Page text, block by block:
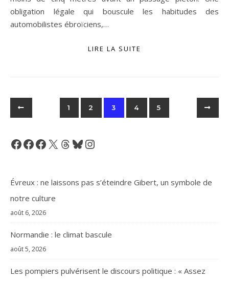
obligation légale qui bouscule les habitudes des
automobilistes ébroïciens,…
LIRE LA SUITE
1 2 3 4 5
Facebook
Facebook
Facebook
X Threads
BlueskyInstagram
Évreux : ne laissons pas s’éteindre Gibert, un symbole de
notre culture
août 6, 2026
Normandie : le climat bascule
août 5, 2026
Les pompiers pulvérisent le discours politique : « Assez